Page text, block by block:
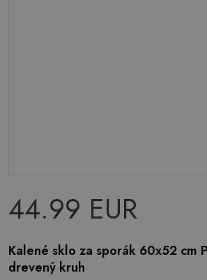
44.99 EUR
Kalené sklo za sporák 60x52 cm
drevený kruh